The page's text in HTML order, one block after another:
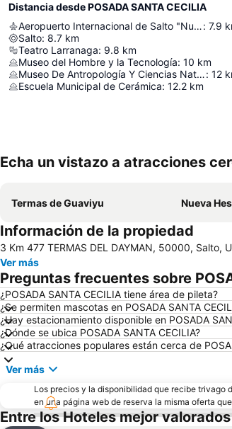
Distancia desde POSADA SANTA CECILIA
Aeropuerto Internacional de Salto "Nueva Hespérides": 7.9
Salto: 8.7 km
Teatro Larranaga: 9.8 km
Museo del Hombre y la Tecnología: 10 km
Museo De Antropología Y Ciencias Naturales De Concordia: 12
Escuela Municipal de Cerámica: 12.2 km
Echa un vistazo a atracciones
Termas de Guaviyu Nueva
Información de la propiedad
3 Km 477 TERMAS DEL DAYMAN, 50000, Salto,
Ver más
Preguntas frecuentes sobre
¿POSADA SANTA CECILIA tiene área de pileta?
¿Se permiten mascotas en POSADA SANTA
¿Hay estacionamiento disponible en POSADA
¿Dónde se ubica POSADA SANTA CECILIA?
¿Qué atracciones populares están cerca de
Ver más
Los precios y la disponibilidad que recibe trivago
en una página web de reserva la misma oferta
Entre los Hoteles mejor